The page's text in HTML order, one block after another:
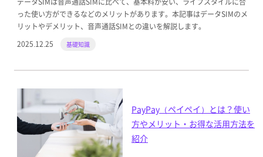
った使い方ができるなどのメリットがあります。本記事はデータSIMのメ
リットやデメリット、音声通話SIMとの違いを解説します。
2025.12.25
基礎知識
PayPay（ペイペイ）とは？使い
方やメリット・お得な活用方法を
紹介